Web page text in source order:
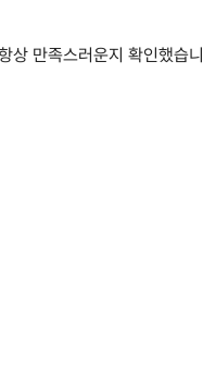
상 만족스러운지 확인했습니